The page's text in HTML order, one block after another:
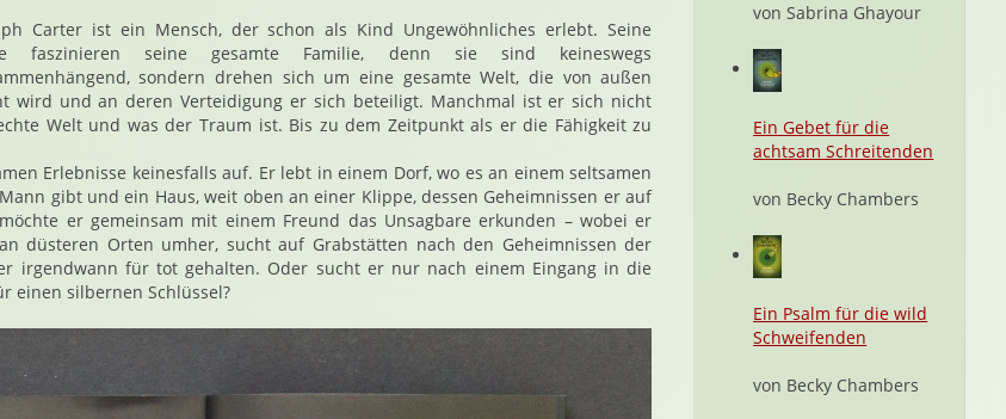
Carter ist ein Mensch, der schon als Kind Ungewöhnliches erlebt. Seine
faszinieren seine gesamte Familie, denn sie sind keineswegs
sondern drehen sich um eine gesamte Welt, die von außen
wird und an deren Verteidigung er sich beteiligt. Manchmal ist er sich nicht
Welt und was der Traum ist. Bis zu dem Zeitpunkt als er die Fähigkeit zu
Erlebnisse keinesfalls auf. Er lebt in einem Dorf, wo es an einem seltsamen
gibt und ein Haus, weit oben an einer Klippe, dessen Geheimnissen er auf
er gemeinsam mit einem Freund das Unsagbare erkunden – wobei er
düsteren Orten umher, sucht auf Grabstätten nach den Geheimnissen der
irgendwann für tot gehalten. Oder sucht er nur nach einem Eingang in die
einen silbernen Schlüssel?
von Sabrina Ghayour
Ein Gebet für die
achtsam Schreitenden
von Becky Chambers
Ein Psalm für die wild
Schweifenden
von Becky Chambers